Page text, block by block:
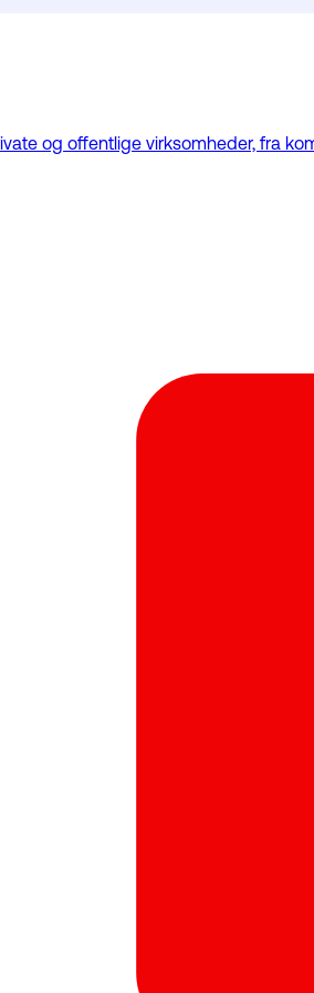
og offentlige virksomheder, fra